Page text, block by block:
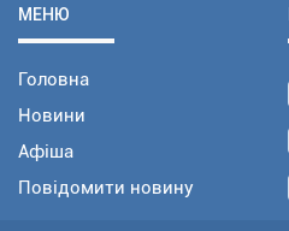
МЕНЮ
Головна
Новини
Афіша
Повідомити новину